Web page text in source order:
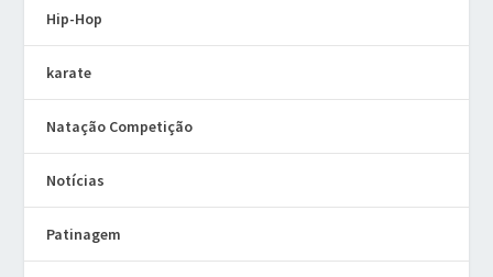
Hip-Hop
karate
Natação Competição
Notícias
Patinagem